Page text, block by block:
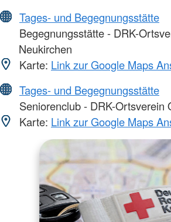
Tages- und Begegnungsstätte
Begegnungsstätte - DRK-
Neukirchen
Karte: Link zur Google Maps
Tages- und Begegnungsstätte
Seniorenclub - DRK-Ortsverein
Karte: Link zur Google Maps